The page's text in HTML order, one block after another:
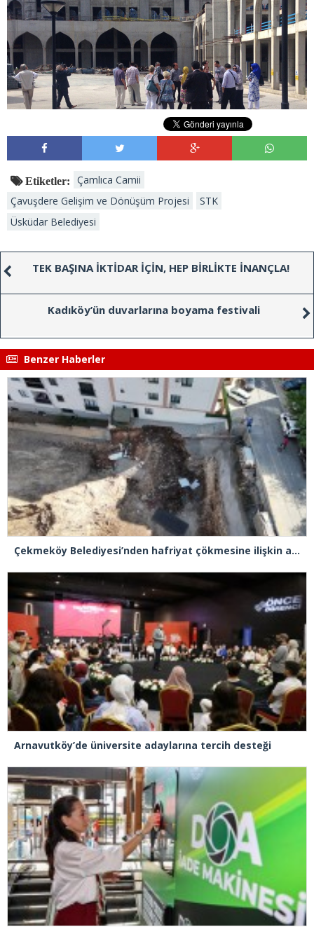
Etiketler:
Çamlıca Camii
Çavuşdere Gelişim ve Dönüşüm Projesi
STK
Üsküdar Belediyesi
TEK BAŞINA İKTİDAR İÇİN, HEP BİRLİKTE İNANÇLA!
Kadıköy’ün duvarlarına boyama festivali
Benzer Haberler
Çekmeköy Belediyesi’nden hafriyat çökmesine ilişkin açıklama
Arnavutköy’de üniversite adaylarına tercih desteği